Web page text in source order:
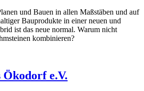
und Bauen in allen Maßstäben und auf
Bauprodukte in einer neuen und
ist das neue normal. Warum nicht
kombinieren?
e.V.